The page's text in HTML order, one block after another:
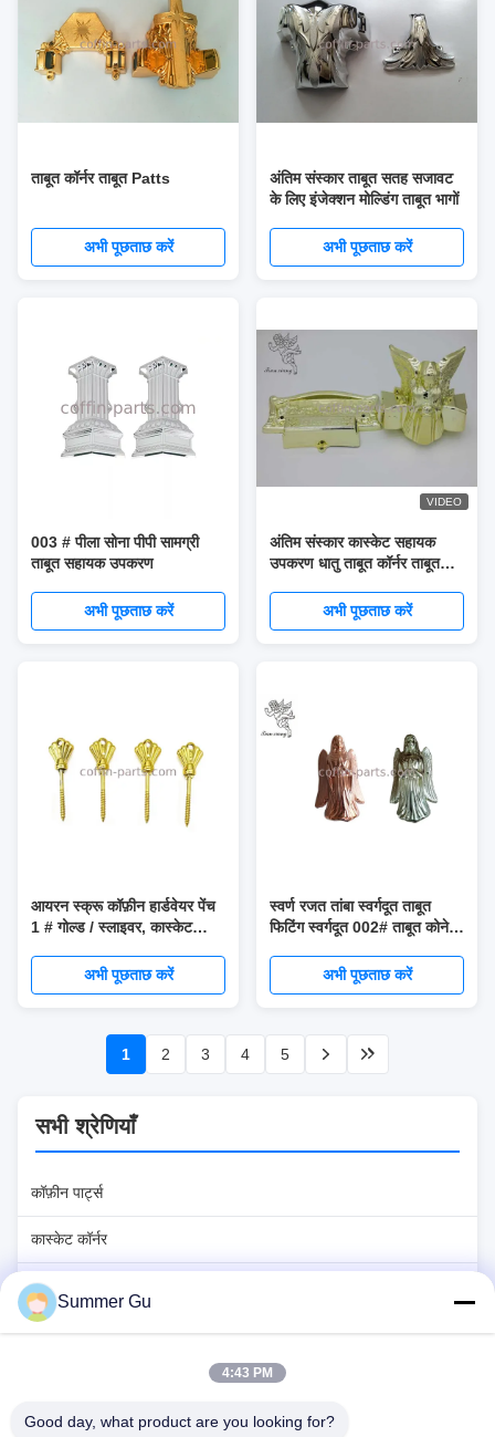
ताबूत कॉर्नर ताबूत Patts
अभी पूछताछ करें
अंतिम संस्कार ताबूत सतह सजावट
के लिए इंजेक्शन मोल्डिंग ताबूत भागों
अभी पूछताछ करें
003 # पीला सोना पीपी सामग्री
ताबूत सहायक उपकरण
अभी पूछताछ करें
VIDEO
अंतिम संस्कार कास्केट सहायक
उपकरण धातु ताबूत कॉर्नर ताबूत
अभी पूछताछ करें
आयरन स्क्रू कॉफ़ीन हार्डवेयर पेंच
1 # गोल्ड / स्लाइवर, कास्केट
अभी पूछताछ करें
स्वर्ण रजत तांबा स्वर्गदूत ताबूत
फिटिंग स्वर्गदूत 002# ताबूत कोने
अभी पूछताछ करें
1 2 3 4 5
सभी श्रेणियाँ
कॉफ़ीन पार्ट्स
कास्केट कॉर्नर
कास्केट हैंडल
प्लास्टिक ताबूत हैंडल
कास्केट स्विंग बार
Summer Gu
4:43 PM
Good day, what product are you looking for?